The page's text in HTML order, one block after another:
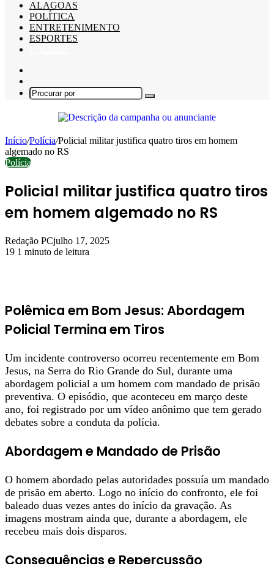
ALAGOAS
POLÍTICA
ENTRETENIMENTO
ESPORTES
skin
Procurar
Início/Polícia/Policial militar justifica quatro tiros em homem
algemado no RS
Polícia
Policial militar justifica quatro tiros
em homem algemado no RS
Redação PCjulho 17, 2025
19 1 minuto de leitura
Polêmica em Bom Jesus: Abordagem
Policial Termina em Tiros
Um incidente controverso ocorreu recentemente em Bom
Jesus, na Serra do Rio Grande do Sul, durante uma
abordagem policial a um homem com mandado de prisão
preventiva. O episódio, que aconteceu em março deste
ano, foi registrado por um vídeo anônimo que tem gerado
debates sobre a conduta da polícia.
Abordagem e Mandado de Prisão
O homem abordado pelas autoridades possuía um mandado
de prisão em aberto. Logo no início do confronto, ele foi
baleado duas vezes antes do início da gravação. As
imagens mostram ainda que, durante a abordagem, ele
recebeu mais dois disparos.
Consequências e Repercussão